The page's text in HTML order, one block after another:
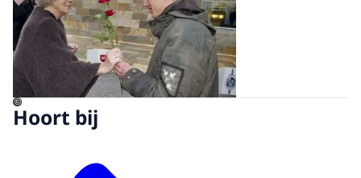
©
Hoort bij